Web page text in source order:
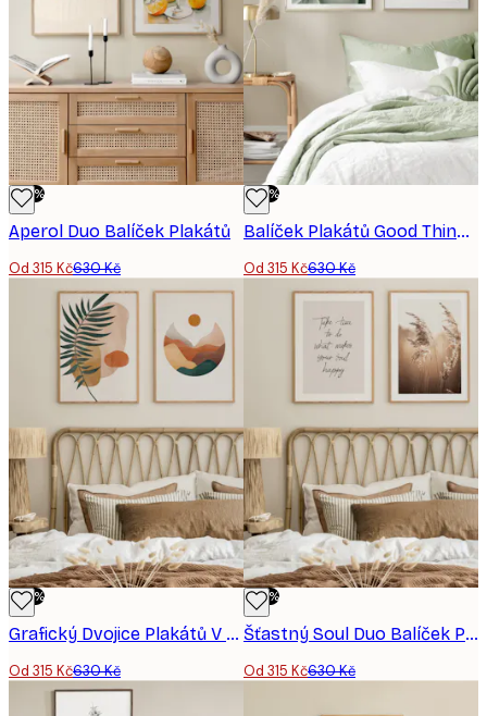
-50%
Aperol Duo​ Balíček Plakátů
Od 315 Kč630 Kč
-50%
Balíček Plakátů Good Things Duo
Od 315 Kč630 Kč
-50%
Grafický Dvojice Plakátů V Balení
Od 315 Kč630 Kč
-50%
Šťastný Soul Duo Balíček Plakátů
Od 315 Kč630 Kč